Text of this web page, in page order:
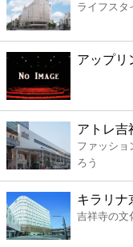
コンビニ
薬局
スーパー
エンタメ
レジャー
書店
ライフスタ
アップリ
アトレ吉
ファッショ
ろう
キラリナ
吉祥寺の文